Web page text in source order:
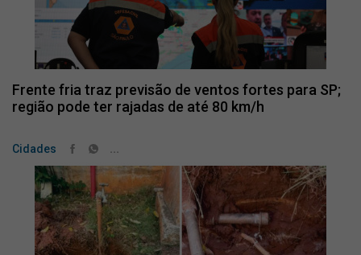
Frente fria traz previsão de ventos fortes para SP;
região pode ter rajadas de até 80 km/h
Cidades ...